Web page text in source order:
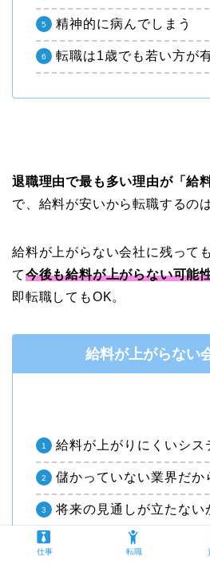
精神的に病んでしまう
転職は1歳でも若い方が
退職理由で最も多い理由が「給
で、給料が安いから転職するの
給料が上がらない会社に残って
て今後も給料が上がらない可能
即転職してもOK。
給料が上がらない
給料が上がりにくいシス
儲かっていない業界だか
将来の見通しが立たない
仕事 転職